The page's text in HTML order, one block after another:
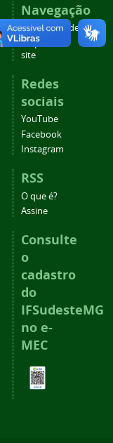
Navegação
Acessibilidade
Mapa do
site
Redes
sociais
YouTube
Facebook
Instagram
RSS
O que é?
Assine
Consulte
o
cadastro
do
IFSudesteMG
no e-
MEC